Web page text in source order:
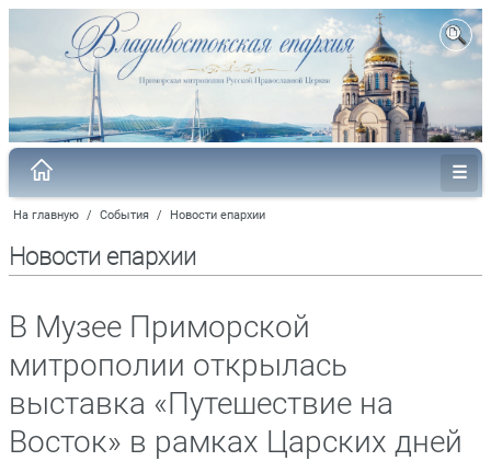
На главную / События / Новости епархии
Новости епархии
В Музее Приморской
митрополии открылась
выставка «Путешествие на
Восток» в рамках Царских дней